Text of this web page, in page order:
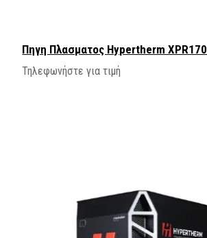
Πηγη Πλασματος Hypertherm XPR170
Τηλεφωνήστε για τιμή